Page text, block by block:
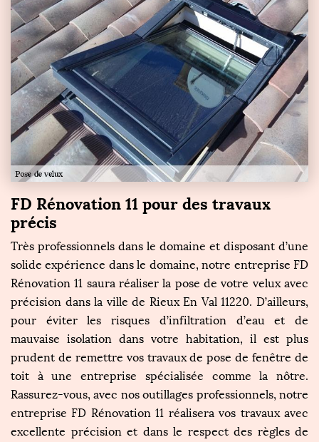
FD Rénovation 11 pour des travaux
précis
Très professionnels dans le domaine et disposant d’une
solide expérience dans le domaine, notre entreprise FD
Rénovation 11 saura réaliser la pose de votre velux avec
précision dans la ville de Rieux En Val 11220. D’ailleurs,
pour éviter les risques d’infiltration d’eau et de
mauvaise isolation dans votre habitation, il est plus
prudent de remettre vos travaux de pose de fenêtre de
toit à une entreprise spécialisée comme la nôtre.
Rassurez-vous, avec nos outillages professionnels, notre
entreprise FD Rénovation 11 réalisera vos travaux avec
excellente précision et dans le respect des règles de